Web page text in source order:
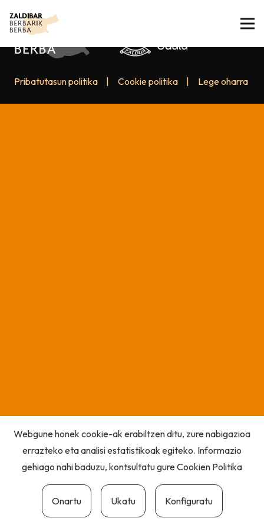
Pribatutasun politika Cookie politika Lege oharra
Webgune honek cookie-ak erabiltzen ditu, zure nabigazioa
errazteko eta analisi estatistikoak egiteko. Informazio
gehiago nahi baduzu, kontsultatu gureCookien Politika
Onartu Ukatu Konfiguratu